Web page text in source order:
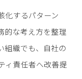
化するパターン
的な考え方を整理
組織でも、自社の
ィ責任者へ改善提